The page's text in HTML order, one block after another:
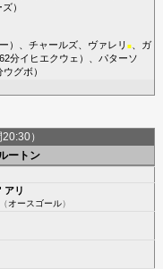
ズ）
）、 チャールズ、 ヴァレリ ■、 ガ
62分イヒエクウェ ）、 パターソ
ウグボ）
）
ートン
アリ
（オースゴール）